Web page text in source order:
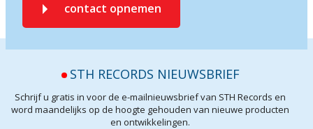
contact opnemen
STH RECORDS NIEUWSBRIEF
Schrijf u gratis in voor de e-mailnieuwsbrief van STH Records en
word maandelijks op de hoogte gehouden van nieuwe producten
en ontwikkelingen.